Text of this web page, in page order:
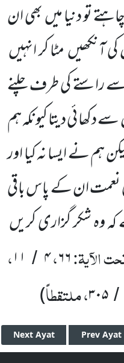
تو دنیا میں بھی ان
آنکھیں مٹا کر انہیں
راستے کی طرف چلنے
دیتا کیونکہ ہم
ہم نے ایسا نہ کیا اور
ان کے پاس باقی
وہ شکر گزاری کریں
الآیۃ:۶۶،۴ / ۱۱،
/ ۳۰۵، ملتقطاً)
Next Ayat Prev Ayat